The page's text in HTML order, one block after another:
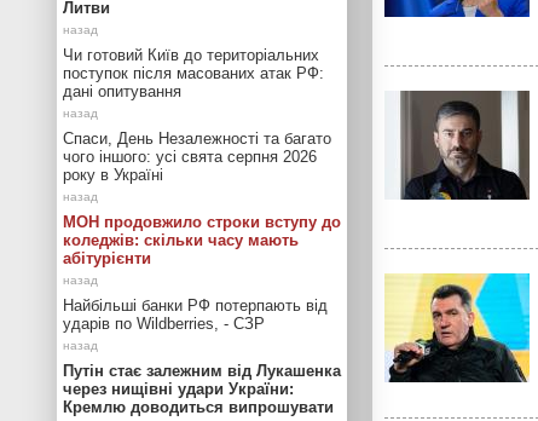
Литви
Чи готовий Київ до територіальних
поступок після масованих атак РФ:
дані опитування
Спаси, День Незалежності та багато
чого іншого: усі свята серпня 2026
року в Україні
МОН продовжило строки вступу до
коледжів: скільки часу мають
абітурієнти
Найбільші банки РФ потерпають від
ударів по Wildberries, - СЗР
Путін стає залежним від Лукашенка
через нищівні удари України:
Кремлю доводиться випрошувати